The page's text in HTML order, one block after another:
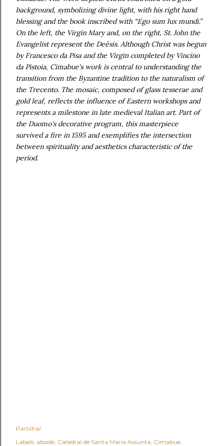
background, symbolizing divine light, with his right hand
blessing and the book inscribed with “Ego sum lux mundi.”
On the left, the Virgin Mary and, on the right, St. John the
Evangelist represent the Deësis. Although Christ was begun
by Francesco da Pisa and the Virgin completed by Vincino
da Pistoia, Cimabue's work is central to understanding the
transition from the Byzantine tradition to the naturalism of
the Trecento. The mosaic, composed of glass tesserae and
gold leaf, reflects the influence of Eastern workshops and
represents a milestone in late medieval Italian art. Part of
the Duomo's decorative program, this masterpiece
survived a fire in 1595 and exemplifies the intersection
between spirituality and aesthetics characteristic of the
period.
Partilhar
Labels: abside Catedral de Santa Maria Assunta Cimabue